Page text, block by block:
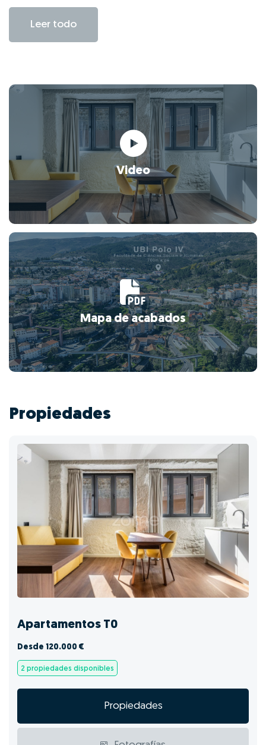
Leer todo
Video
Mapa de acabados
Propiedades
Apartamentos T0
Desde 120.000 €
2 propiedades disponibles
Propiedades